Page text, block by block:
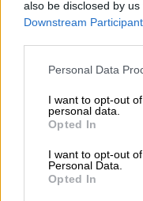
also be disclosed by
Downstream
Please note that this
not limited to your visit
grant or deny consent
use your data for
consent section.
Personal Data
I want to opt-out
personal data.
Opted In
I want to opt-out
Personal Data.
Opted In
νταλίκα και
αδελφή μου»
H διεθνούς
Θεοδωρίδου,
μιλά για τα